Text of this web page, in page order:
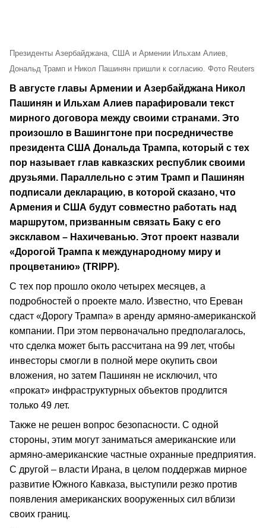
Президенты Азербайджана, США и Армении Ильхам Алиев,
Дональд Трамп и Никол Пашинян пришли к согласию. Фото Reuters
В августе главы Армении и Азербайджана Никол
Пашинян и Ильхам Алиев парафировали текст
мирного договора между своими странами. Это
произошло в Вашингтоне при посредничестве
президента США Дональда Трампа, который с тех
пор называет глав кавказских республик своими
друзьями. Параллельно с этим Трамп и Пашинян
подписали декларацию, в которой сказано, что
Армения и США будут совместно работать над
маршрутом, призванным связать Баку с его
эксклавом – Нахичеванью. Этот проект назвали
«Дорогой Трампа к международному миру и
процветанию» (TRIPP).
С тех пор прошло около четырех месяцев, а
подробностей о проекте мало. Известно, что Ереван
сдаст «Дорогу Трампа» в аренду армяно-американской
компании. При этом первоначально предполагалось,
что сделка может быть рассчитана на 99 лет, чтобы
инвесторы смогли в полной мере окупить свои
вложения, но затем Пашинян не исключил, что
«прокат» инфраструктурных объектов продлится
только 49 лет.
Также не решен вопрос безопасности. С одной
стороны, этим могут заниматься американские или
армяно-американские частные охранные предприятия.
С другой – власти Ирана, в целом поддержав мирное
развитие Южного Кавказа, выступили резко против
появления американских вооруженных сил вблизи
своих границ.